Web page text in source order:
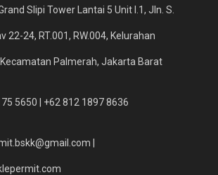
Slipi Tower Lantai 5 Unit I.1, Jln. S.
22-24, RT.001, RW.004, Kelurahan
Palmerah, Jakarta Barat
5650 | +62 812 1897 8636
|